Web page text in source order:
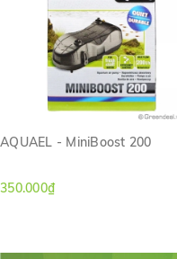
AQUAEL - MiniBoost 200
350.000₫